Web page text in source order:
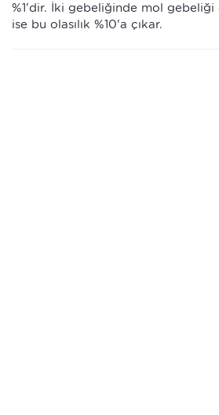
%1'dir. İki gebeliğinde mol gebeliği
ise bu olasılık %10'a çıkar.